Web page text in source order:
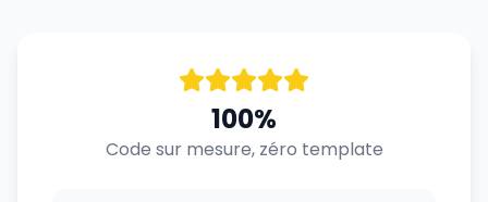
100%
Code sur mesure, zéro template